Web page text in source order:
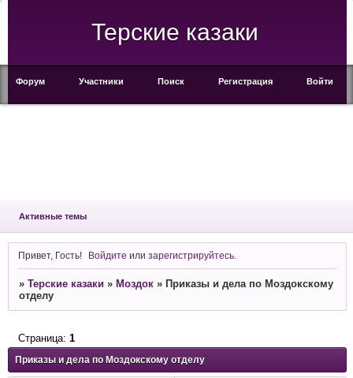
Терские казаки
Форум Участники Поиск Регистрация Войти
Активные темы
Привет, Гость! Войдите илизарегистрируйтесь
» Терские казаки » Моздок » Приказы и дела по Моздокскому
отделу
Приказы и дела по Моздокскому отделу
Страница: 1